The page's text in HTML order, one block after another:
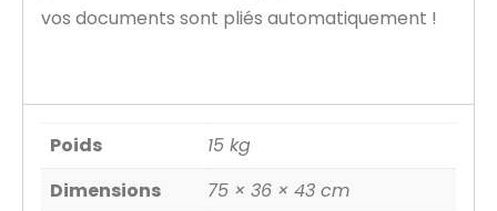
vos documents sont pliés automatiquement !
Poids
15 kg
Dimensions
75 × 36 × 43 cm